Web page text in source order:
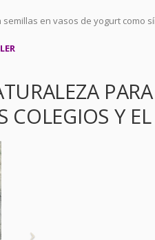
en vasos de yogurt como
COLEGIOS Y